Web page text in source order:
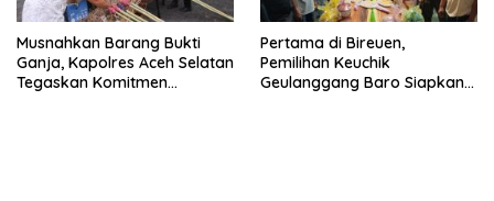
Musnahkan Barang Bukti
Ganja, Kapolres Aceh Selatan
Tegaskan Komitmen
Pertama di Bireuen,
Pemilihan Keuchik
Geulanggang Baro Siapkan